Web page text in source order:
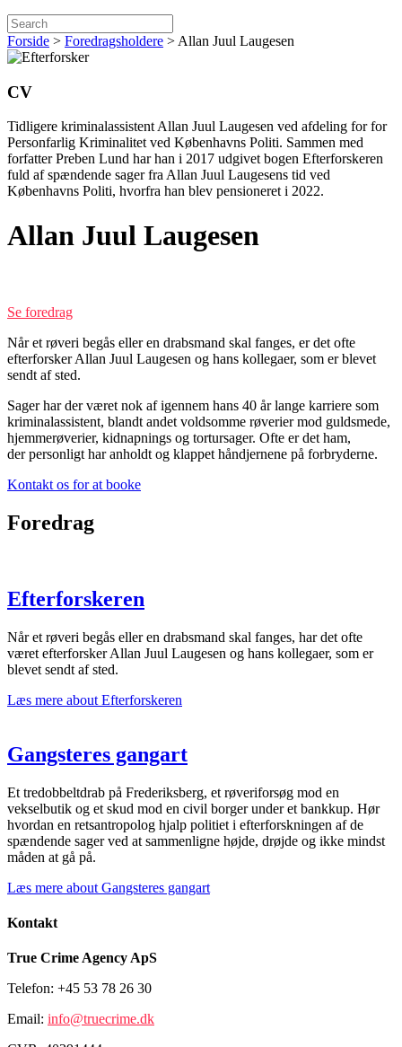
Forside > Foredragsholdere > Allan Juul Laugesen
CV
Tidligere kriminalassistent Allan Juul Laugesen ved afdeling for for
Personfarlig Kriminalitet ved Københavns Politi. Sammen med
forfatter Preben Lund har han i 2017 udgivet bogen Efterforskeren
fuld af spændende sager fra Allan Juul Laugesens tid ved
Københavns Politi, hvorfra han blev pensioneret i 2022.
Allan Juul Laugesen
Se foredrag
Når et røveri begås eller en drabsmand skal fanges, er det ofte
efterforsker Allan Juul Laugesen og hans kollegaer, som er blevet
sendt af sted.
Sager har der været nok af igennem hans 40 år lange karriere som
kriminalassistent, blandt andet voldsomme røverier mod guldsmede,
hjemmerøverier, kidnapnings og tortursager. Ofte er det ham,
der personligt har anholdt og klappet håndjernene på forbryderne.
Kontakt os for at booke
Foredrag
Efterforskeren
Når et røveri begås eller en drabsmand skal fanges, har det ofte
været efterforsker Allan Juul Laugesen og hans kollegaer, som er
blevet sendt af sted.
Læs mere about Efterforskeren
Gangsteres gangart
Et tredobbeltdrab på Frederiksberg, et røveriforsøg mod en
vekselbutik og et skud mod en civil borger under et bankkup. Hør
hvordan en retsantropolog hjalp politiet i efterforskningen af de
spændende sager ved at sammenligne højde, drøjde og ikke mindst
måden at gå på.
Læs mere about Gangsteres gangart
Kontakt
True Crime Agency ApS
Telefon: +45 53 78 26 30
Email: info@truecrime.dk